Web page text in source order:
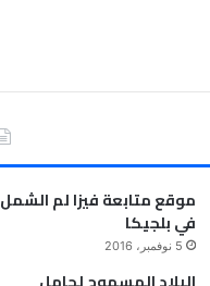
موقع متابعة فيزا لم الشمل
في بلجيكا
5 نوفمبر، 2016